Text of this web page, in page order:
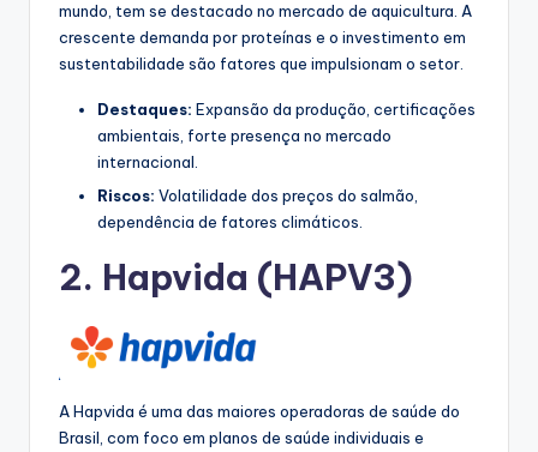
mundo, tem se destacado no mercado de aquicultura. A
crescente demanda por proteínas e o investimento em
sustentabilidade são fatores que impulsionam o setor.
Destaques: Expansão da produção, certificações
ambientais, forte presença no mercado
internacional.
Riscos: Volatilidade dos preços do salmão,
dependência de fatores climáticos.
2. Hapvida (HAPV3)
A Hapvida é uma das maiores operadoras de saúde do
Brasil, com foco em planos de saúde individuais e